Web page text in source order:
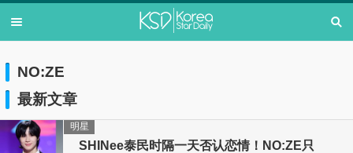
NO:ZE
最新文章
SHINee泰民时隔一天否认恋情！NO:ZE只
明星